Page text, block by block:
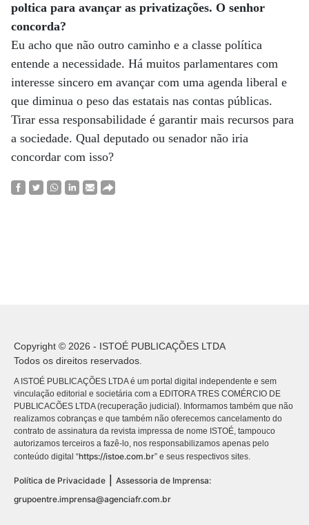
poltica para avançar as privatizações. O senhor
concorda?
Eu acho que não outro caminho e a classe política
entende a necessidade. Há muitos parlamentares com
interesse sincero em avançar com uma agenda liberal e
que diminua o peso das estatais nas contas públicas.
Tirar essa responsabilidade é garantir mais recursos para
a sociedade. Qual deputado ou senador não iria
concordar com isso?
Copyright © 2026 - ISTOÉ PUBLICAÇÕES LTDA
Todos os direitos reservados.
A ISTOÉ PUBLICAÇÕES LTDA é um portal digital independente e sem
vinculação editorial e societária com a EDITORA TRES COMÉRCIO DE
PUBLICACÕES LTDA (recuperação judicial). Informamos também que não
realizamos cobranças e que também não oferecemos cancelamento do
contrato de assinatura da revista impressa de nome ISTOÉ, tampouco
autorizamos terceiros a fazê-lo, nos responsabilizamos apenas pelo
conteúdo digital “https://istoe.com.br” e seus respectivos sites.
Política de Privacidade
Assessoria de Imprensa:
grupoentre.imprensa@agenciafr.com.br